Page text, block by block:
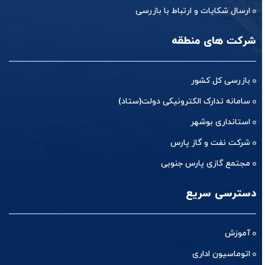
ارسال شکایات و ارتباط با بازرسی
شرکت های منطقه
بازرسی کل کشور
سامانه تدارک الکترونیکی دولت(ستاد)
استانداری بوشهر
شرکت نفت و گاز پارس
مجتمع گازی پارس جنوبی
دسترسی سریع
آموزش
اتوماسیون اداری